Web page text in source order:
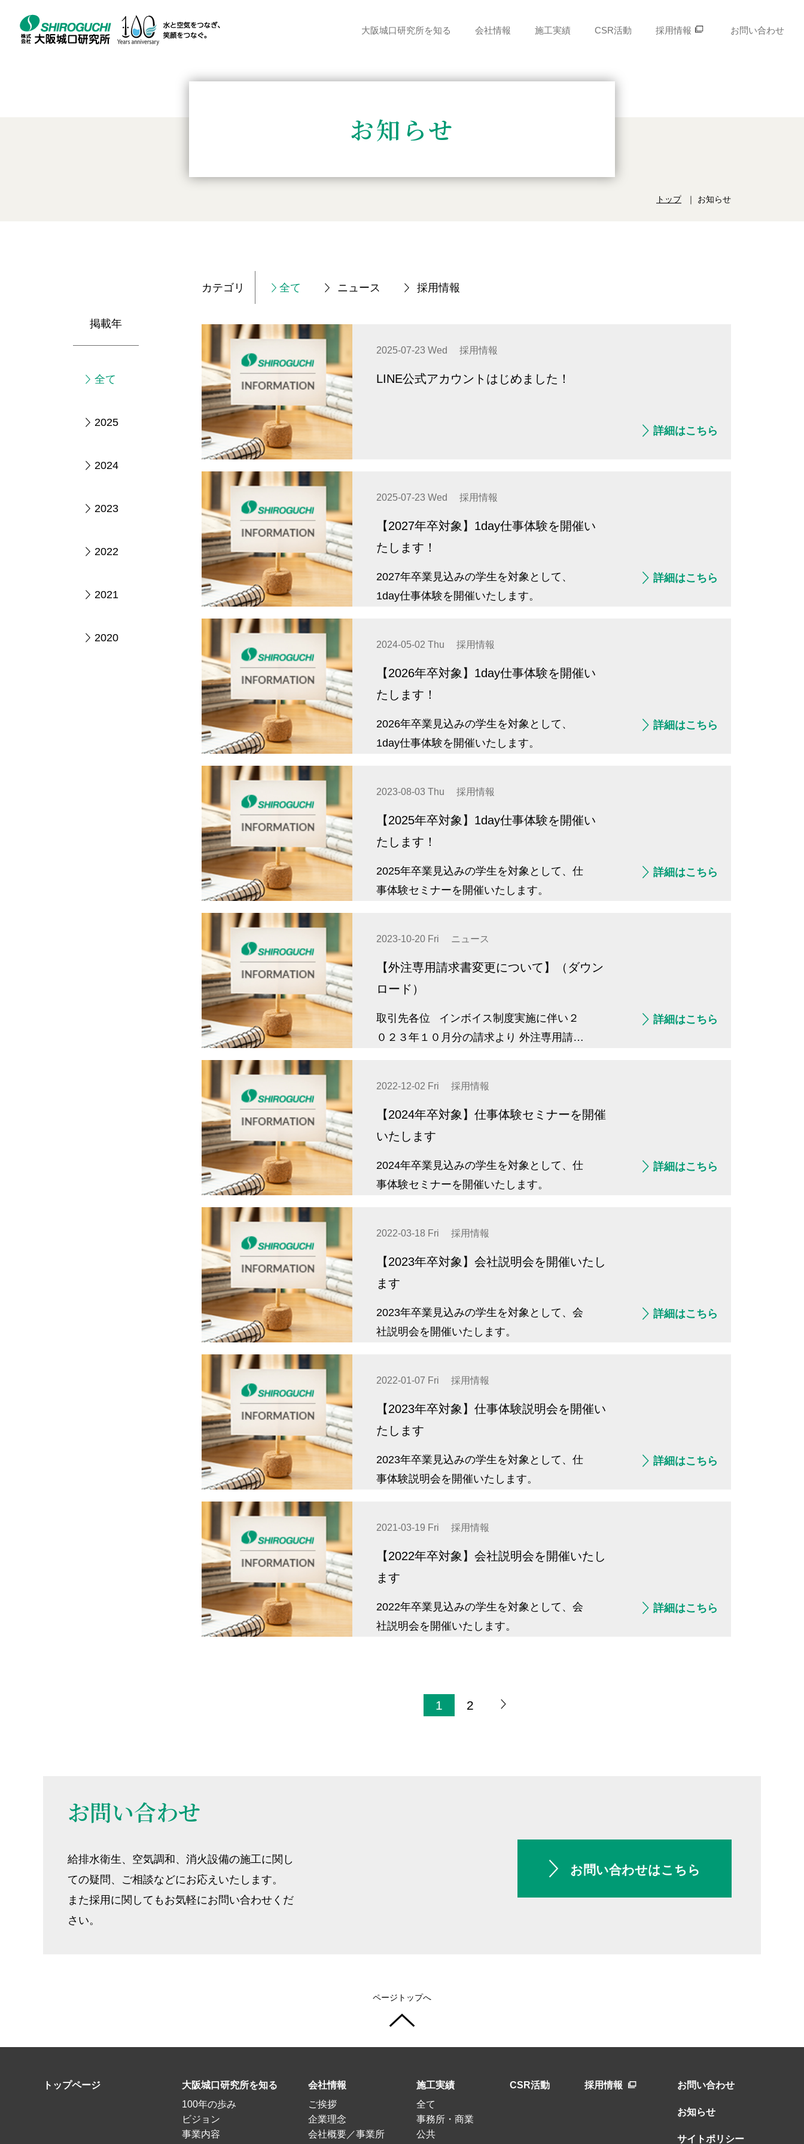
大阪城口研究所を知る 会社情報 施工実績 CSR活動 採用情報 お問い合わせ
お知らせ
トップ お知らせ
カテゴリ 全て ニュース 採用情報
2025-07-23 Wed 採用情報
LINE公式アカウントはじめました！
詳細はこちら
2025-07-23 Wed 採用情報
【2027年卒対象】1day仕事体験を開催い
たします！
2027年卒業見込みの学生を対象として、
1day仕事体験を開催いたします。
詳細はこちら
2024-05-02 Thu 採用情報
【2026年卒対象】1day仕事体験を開催い
たします！
2026年卒業見込みの学生を対象として、
1day仕事体験を開催いたします。
詳細はこちら
2023-08-03 Thu 採用情報
【2025年卒対象】1day仕事体験を開催い
たします！
2025年卒業見込みの学生を対象として、仕
事体験セミナーを開催いたします。
詳細はこちら
2023-10-20 Fri ニュース
【外注専用請求書変更について】（ダウン
ロード）
取引先各位 インボイス制度実施に伴い２
０２３年１０月分の請求より 外注専用請求
詳細はこちら
2022-12-02 Fri 採用情報
【2024年卒対象】仕事体験セミナーを開催
いたします
2024年卒業見込みの学生を対象として、仕
事体験セミナーを開催いたします。
詳細はこちら
2022-03-18 Fri 採用情報
【2023年卒対象】会社説明会を開催いたし
ます
2023年卒業見込みの学生を対象として、会
社説明会を開催いたします。
詳細はこちら
2022-01-07 Fri 採用情報
【2023年卒対象】仕事体験説明会を開催い
たします
2023年卒業見込みの学生を対象として、仕
事体験説明会を開催いたします。
詳細はこちら
2021-03-19 Fri 採用情報
【2022年卒対象】会社説明会を開催いたし
ます
2022年卒業見込みの学生を対象として、会
社説明会を開催いたします。
詳細はこちら
1 2
掲載年
全て
2025
2024
2023
2022
2021
2020
お問い合わせ
給排水衛生、空気調和、消火設備の施工に関し
ての疑問、ご相談などにお応えいたします。
また採用に関してもお気軽にお問い合わせくだ
さい。
お問い合わせはこちら
ページトップへ
トップページ
大阪城口研究所を知る
100年の歩み
ビジョン
事業内容
会社情報
ご挨拶
企業理念
会社概要／事業所
施工実績
全て
事務所・商業
公共
CSR活動 採用情報 お問い合わせ
お知らせ
サイトポリシー